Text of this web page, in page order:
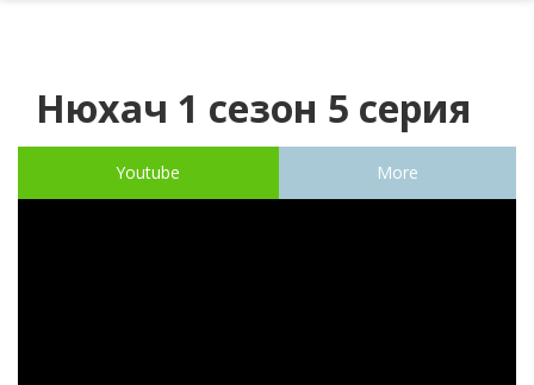
Нюхач 1 сезон 5 серия
Youtube More